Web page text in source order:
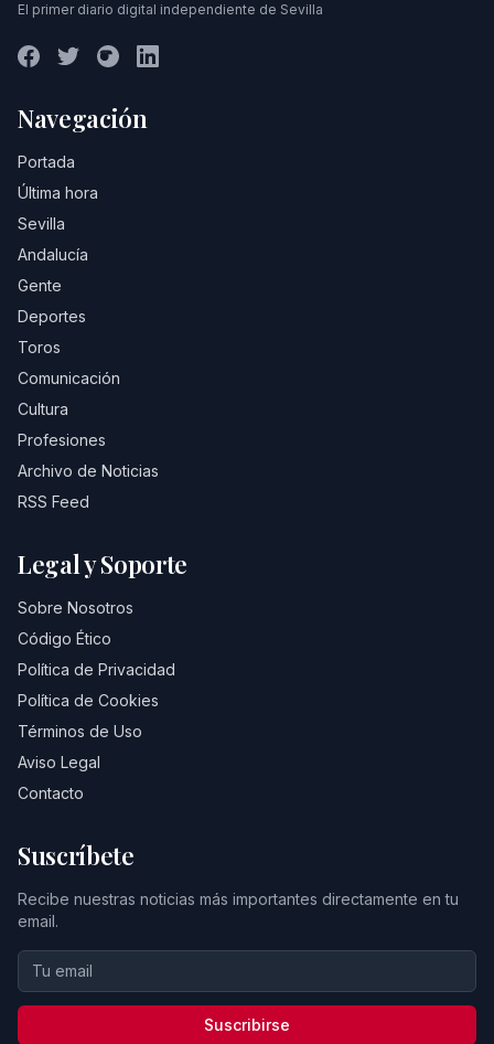
El primer diario digital independiente de Sevilla
Navegación
Portada
Última hora
Sevilla
Andalucía
Gente
Deportes
Toros
Comunicación
Cultura
Profesiones
Archivo de Noticias
RSS Feed
Legal y Soporte
Sobre Nosotros
Código Ético
Política de Privacidad
Política de Cookies
Términos de Uso
Aviso Legal
Contacto
Suscríbete
Recibe nuestras noticias más importantes directamente en tu
email.
Suscribirse